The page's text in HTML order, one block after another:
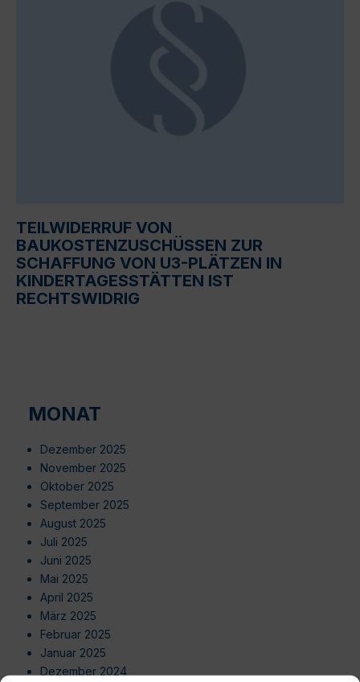
TEILWIDERRUF VON
BAUKOSTENZUSCHÜSSEN ZUR
SCHAFFUNG VON U3-PLÄTZEN IN
KINDERTAGESSTÄTTEN IST
RECHTSWIDRIG
MONAT
Dezember 2025
November 2025
Oktober 2025
September 2025
August 2025
Juli 2025
Juni 2025
Mai 2025
April 2025
März 2025
Februar 2025
Januar 2025
Dezember 2024